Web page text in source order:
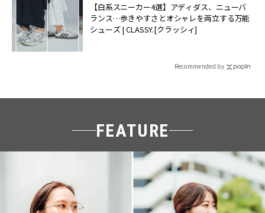
【白系スニーカー4選】アディダス、ニューバ
ランス…歩きやすさとオシャレを両立する万能
シューズ | CLASSY.[クラッシィ]
Recommended by
FEATURE